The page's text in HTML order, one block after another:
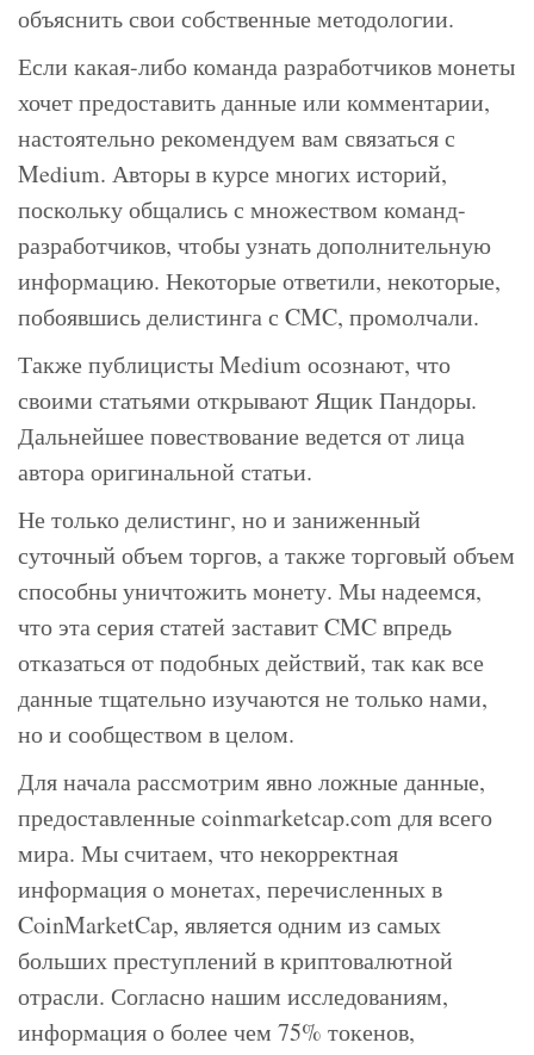
объяснить свои собственные методологии.
Если какая-либо команда разработчиков монеты
хочет предоставить данные или комментарии,
настоятельно рекомендуем вам связаться с
Medium. Авторы в курсе многих историй,
поскольку общались с множеством команд-
разработчиков, чтобы узнать дополнительную
информацию. Некоторые ответили, некоторые,
побоявшись делистинга с CMC, промолчали.
Также публицисты Medium осознают, что
своими статьями открывают Ящик Пандоры.
Дальнейшее повествование ведется от лица
автора оригинальной статьи.
Не только делистинг, но и заниженный
суточный объем торгов, а также торговый объем
способны уничтожить монету. Мы надеемся,
что эта серия статей заставит CMC впредь
отказаться от подобных действий, так как все
данные тщательно изучаются не только нами,
но и сообществом в целом.
Для начала рассмотрим явно ложные данные,
предоставленные coinmarketcap.com для всего
мира. Мы считаем, что некорректная
информация о монетах, перечисленных в
CoinMarketCap, является одним из самых
больших преступлений в криптовалютной
отрасли. Согласно нашим исследованиям,
информация о более чем 75% токенов,